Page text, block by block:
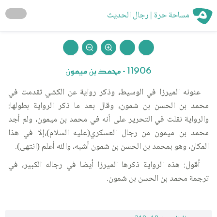
مساحة حرة | رجال الحديث
11906 - محمد بن ميمون
عنونه الميرزا في الوسيط، وذكر رواية عن الكشي تقدمت في
محمد بن الحسن بن شمون، وقال بعد ما ذكر الرواية بطولها:
والرواية نقلت في التحرير على أنه في محمد بن ميمون، ولم أجد
محمد بن ميمون من رجال العسكري(عليه السلام)،إلا في هذا
المكان، وهو بمحمد بن الحسن بن شمون أشبه، والله أعلم (انتهى).
أقول: هذه الرواية ذكرها الميرزا أيضا في رجاله الكبير، في
ترجمة محمد بن الحسن بن شمون.